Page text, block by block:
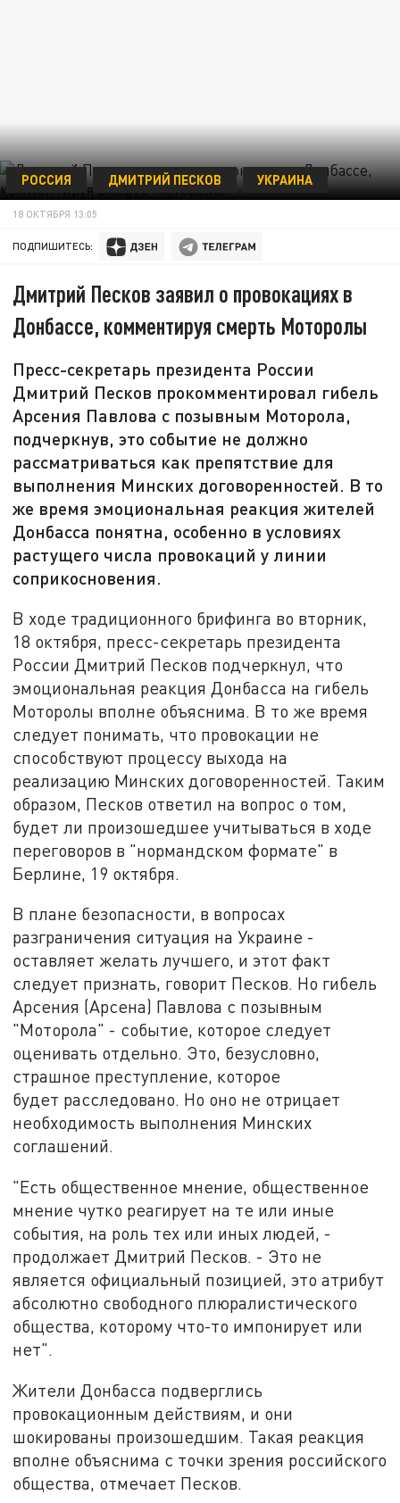
РОССИЯ ДМИТРИЙ ПЕСКОВ УКРАИНА
18 ОКТЯБРЯ 13:05
ПОДПИШИТЕСЬ:
Дмитрий Песков заявил о провокациях в
Донбассе, комментируя смерть Моторолы
Пресс-секретарь президента России
Дмитрий Песков прокомментировал гибель
Арсения Павлова с позывным Моторола,
подчеркнув, это событие не должно
рассматриваться как препятствие для
выполнения Минских договоренностей. В то
же время эмоциональная реакция жителей
Донбасса понятна, особенно в условиях
растущего числа провокаций у линии
соприкосновения.
В ходе традиционного брифинга во вторник,
18 октября, пресс-секретарь президента
России Дмитрий Песков подчеркнул, что
эмоциональная реакция Донбасса на гибель
Моторолы вполне объяснима. В то же время
следует понимать, что провокации не
способствуют процессу выхода на
реализацию Минских договоренностей. Таким
образом, Песков ответил на вопрос о том,
будет ли произошедшее учитываться в ходе
переговоров в "нормандском формате" в
Берлине, 19 октября.
В плане безопасности, в вопросах
разграничения ситуация на Украине -
оставляет желать лучшего, и этот факт
следует признать, говорит Песков. Но гибель
Арсения (Арсена) Павлова с позывным
"Моторола" - событие, которое следует
оценивать отдельно. Это, безусловно,
страшное преступление, которое
будет расследовано. Но оно не отрицает
необходимость выполнения Минских
соглашений.
"Есть общественное мнение, общественное
мнение чутко реагирует на те или иные
события, на роль тех или иных людей, -
продолжает Дмитрий Песков. - Это не
является официальный позицией, это атрибут
абсолютно свободного плюралистического
общества, которому что-то импонирует или
нет".
Жители Донбасса подверглись
провокационным действиям, и они
шокированы произошедшим. Такая реакция
вполне объяснима с точки зрения российского
общества, отмечает Песков.